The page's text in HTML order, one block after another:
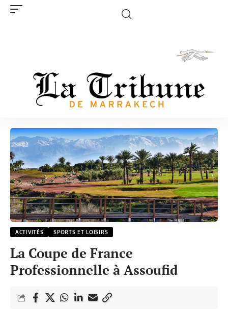
ACTIVITÉS SPORTS ET LOISIRS
La Coupe de France
Professionnelle à Assoufid